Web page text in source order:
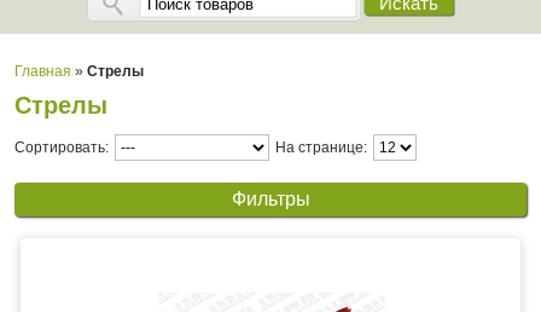
Главная » Стрелы
Стрелы
Сортировать: На странице:
Фильтры